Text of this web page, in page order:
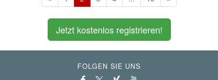
Jetzt kostenlos registrieren!
FOLGEN SIE UNS